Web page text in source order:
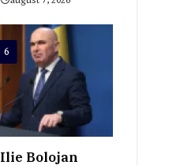
6
Ilie Bolojan